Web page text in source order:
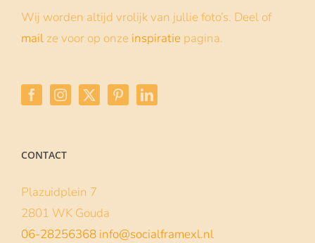
Wij worden altijd vrolijk van jullie foto’s. Deel of
mail ze voor op onze inspiratie pagina.
CONTACT
Plazuidplein 7
2801 WK Gouda
06-28256368 info@socialframexl.nl